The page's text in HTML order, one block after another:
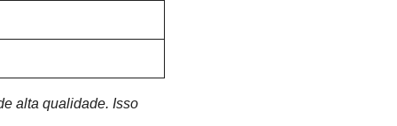
alta qualidade. Isso